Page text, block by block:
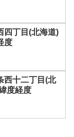
四丁目(北海道)
度
西十二丁目(北
度経度